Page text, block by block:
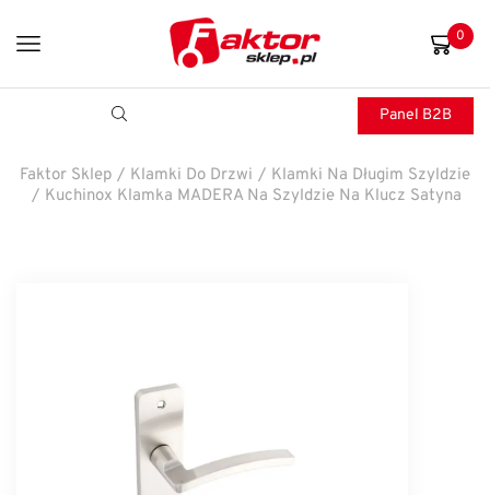
0
Panel B2B
Faktor Sklep / Klamki Do Drzwi / Klamki Na Długim Szyldzie
/ Kuchinox Klamka MADERA Na Szyldzie Na Klucz Satyna